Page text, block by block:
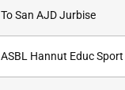
To San AJD Jurbise
ASBL Hannut Educ Sport